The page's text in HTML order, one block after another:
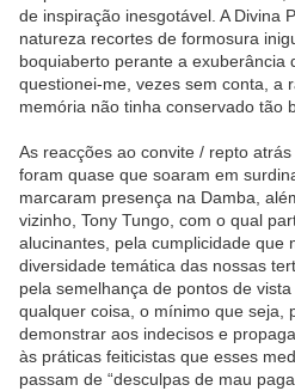
de inspiração inesgotável. A Divina
natureza recortes de formosura
boquiaberto perante a exuberância
questionei-me, vezes sem conta, a
memória não tinha conservado tão
As reacções ao convite / repto
foram quase que soaram em
marcaram presença na Damba,
vizinho, Tony Tungo, com o qual
alucinantes, pela cumplicidade que
diversidade temática das nossas
pela semelhança de pontos de
qualquer coisa, o mínimo que seja,
demonstrar aos indecisos e
às práticas feiticistas que esses
passam de “desculpas de mau